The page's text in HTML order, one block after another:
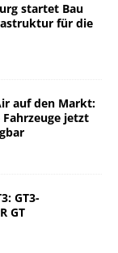
startet Bau
für die
auf den Markt:
jetzt
GT3-
GT